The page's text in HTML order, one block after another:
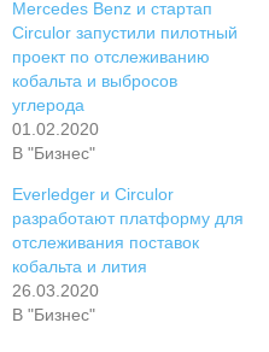
Mercedes Benz и стартап
Circulor запустили пилотный
проект по отслеживанию
кобальта и выбросов
углерода
01.02.2020
В "Бизнес"
Everledger и Circulor
разработают платформу для
отслеживания поставок
кобальта и лития
26.03.2020
В "Бизнес"